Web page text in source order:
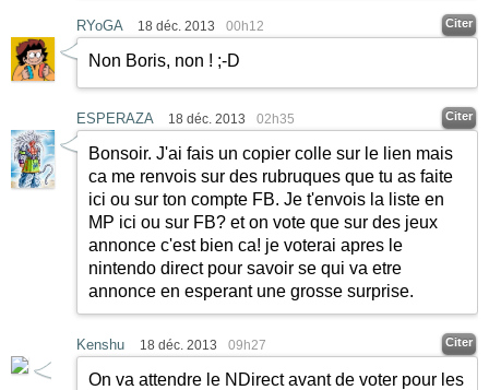
RYoGA 18 déc. 2013 00h12 Citer
Non Boris, non ! ;-D
ESPERAZA 18 déc. 2013 02h35 Citer
Bonsoir. J'ai fais un copier colle sur le lien mais
ca me renvois sur des rubruques que tu as faite
ici ou sur ton compte FB. Je t'envois la liste en
MP ici ou sur FB? et on vote que sur des jeux
annonce c'est bien ca! je voterai apres le
nintendo direct pour savoir se qui va etre
annonce en esperant une grosse surprise.
Kenshu 18 déc. 2013 09h27 Citer
On va attendre le NDirect avant de voter pour les